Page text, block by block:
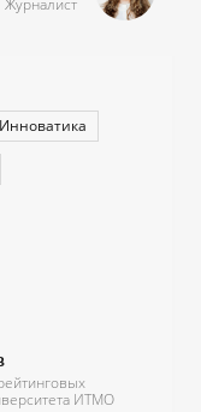
Журналист
Инноватика
ИТМО